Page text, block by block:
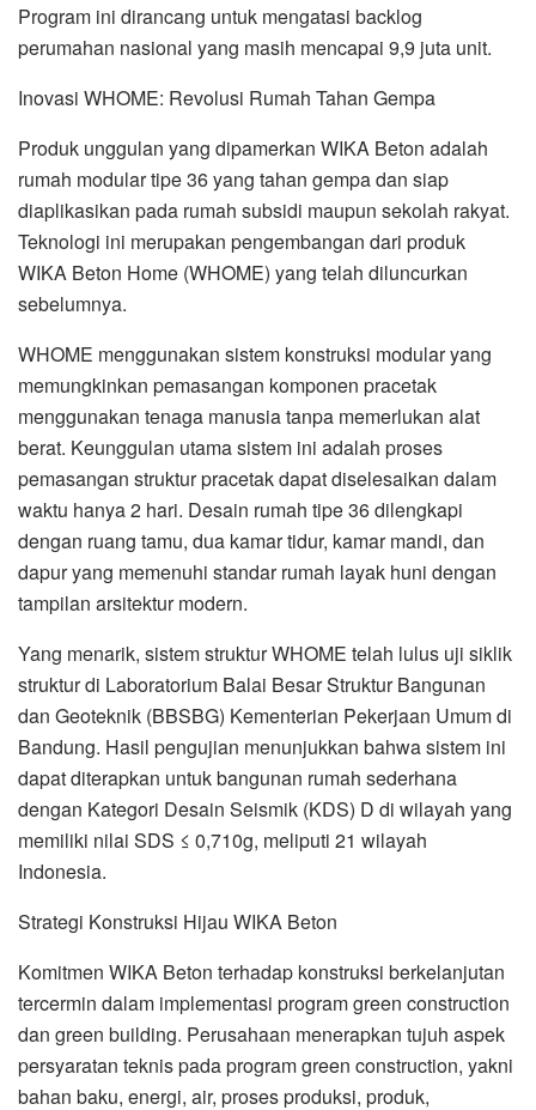
Program ini dirancang untuk mengatasi backlog
perumahan nasional yang masih mencapai 9,9 juta unit.
Inovasi WHOME: Revolusi Rumah Tahan Gempa
Produk unggulan yang dipamerkan WIKA Beton adalah
rumah modular tipe 36 yang tahan gempa dan siap
diaplikasikan pada rumah subsidi maupun sekolah rakyat.
Teknologi ini merupakan pengembangan dari produk
WIKA Beton Home (WHOME) yang telah diluncurkan
sebelumnya.
WHOME menggunakan sistem konstruksi modular yang
memungkinkan pemasangan komponen pracetak
menggunakan tenaga manusia tanpa memerlukan alat
berat. Keunggulan utama sistem ini adalah proses
pemasangan struktur pracetak dapat diselesaikan dalam
waktu hanya 2 hari. Desain rumah tipe 36 dilengkapi
dengan ruang tamu, dua kamar tidur, kamar mandi, dan
dapur yang memenuhi standar rumah layak huni dengan
tampilan arsitektur modern.
Yang menarik, sistem struktur WHOME telah lulus uji siklik
struktur di Laboratorium Balai Besar Struktur Bangunan
dan Geoteknik (BBSBG) Kementerian Pekerjaan Umum di
Bandung. Hasil pengujian menunjukkan bahwa sistem ini
dapat diterapkan untuk bangunan rumah sederhana
dengan Kategori Desain Seismik (KDS) D di wilayah yang
memiliki nilai SDS ≤ 0,710g, meliputi 21 wilayah
Indonesia.
Strategi Konstruksi Hijau WIKA Beton
Komitmen WIKA Beton terhadap konstruksi berkelanjutan
tercermin dalam implementasi program green construction
dan green building. Perusahaan menerapkan tujuh aspek
persyaratan teknis pada program green construction, yakni
bahan baku, energi, air, proses produksi, produk,